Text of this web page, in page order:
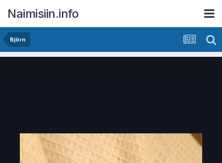
Naimisiin.info
Björn